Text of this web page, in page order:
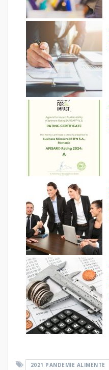
2021 PANDEMIE ALIMENTE